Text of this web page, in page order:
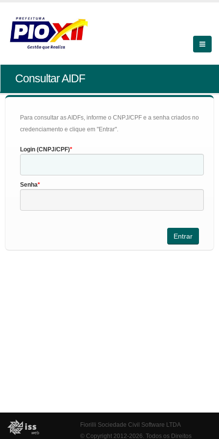
Consultar AIDF
Para consultar as AIDFs, informe o CNPJ/CPF e a senha criados no
credenciamento e clique em "Entrar".
Login (CNPJ/CPF)
Senha
Fiorilli Sociedade Civil Software LTDA
© Copyright 2012-2026. Todos os Direitos